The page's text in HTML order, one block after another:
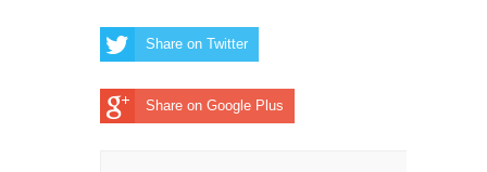
Share on Twitter
Share on Google Plus